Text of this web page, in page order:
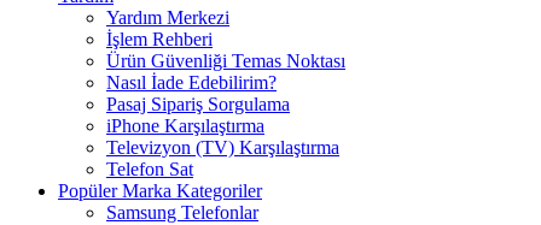
Yardım Merkezi
İşlem Rehberi
Ürün Güvenliği Temas Noktası
Nasıl İade Edebilirim?
Pasaj Sipariş Sorgulama
iPhone Karşılaştırma
Televizyon (TV) Karşılaştırma
Telefon Sat
Popüler Marka Kategoriler
Samsung Telefonlar